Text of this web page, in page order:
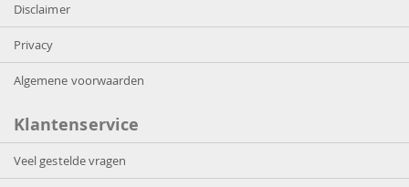
Disclaimer
Privacy
Algemene voorwaarden
Klantenservice
Veel gestelde vragen